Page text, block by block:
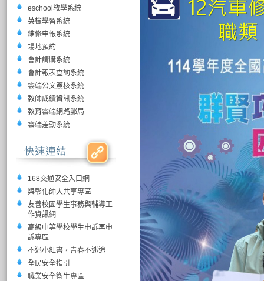
eschool教學系統
英檢學習系統
維修申報系統
場地預約
會計請購系統
會計報表查詢系統
雲端公文簽核系統
教師成績資訊系統
教育雲端網路郵局
雲端差勤系統
168交通安全入口網
與彰化師大共享專區
友善校園學生事務與輔導工
作資訊網
高級中等學校學生申訴再申
訴專區
不迷小紅書，青春不迷途
全民安全指引
職業安全衛生專區